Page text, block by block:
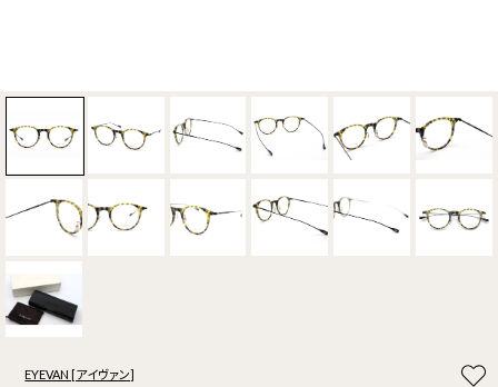
EYEVAN [アイヴァン]